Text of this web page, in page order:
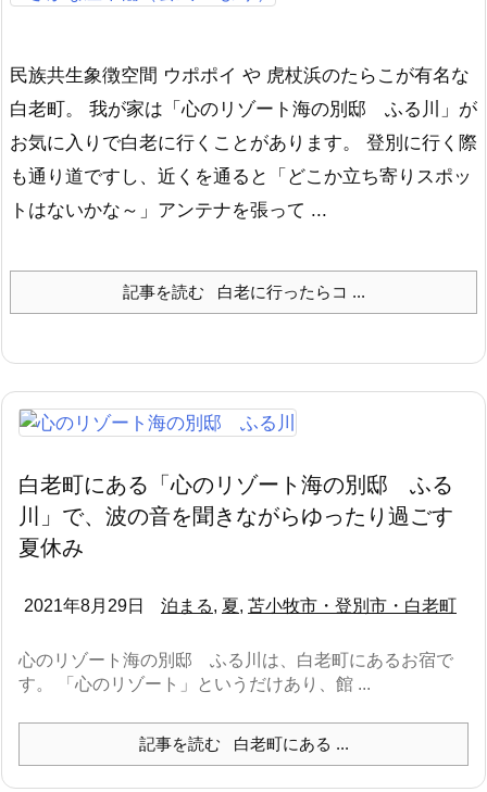
民族共生象徴空間 ウポポイ や 虎杖浜のたらこが有名な
白老町。 我が家は「心のリゾート海の別邸 ふる川」が
お気に入りで白老に行くことがあります。 登別に行く際
も通り道ですし、近くを通ると「どこか立ち寄りスポッ
トはないかな～」アンテナを張って ...
記事を読む 白老に行ったらコ ...
白老町にある「心のリゾート海の別邸 ふる
川」で、波の音を聞きながらゆったり過ごす
夏休み
2021年8月29日 泊まる, 夏, 苫小牧市・登別市・白老町
心のリゾート海の別邸 ふる川は、白老町にあるお宿で
す。 「心のリゾート」というだけあり、館 ...
記事を読む 白老町にある ...